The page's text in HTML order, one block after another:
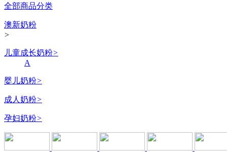
全部商品分类
澳新奶粉
>
儿童成长奶粉>
A
婴儿奶粉>
成人奶粉>
孕妇奶粉>